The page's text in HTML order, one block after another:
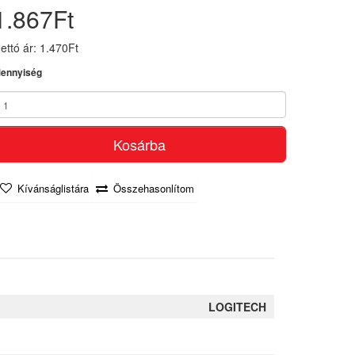
ár: 1.470Ft
Kosárba
Kívánságlistára Összehasonlítom
LOGITECH